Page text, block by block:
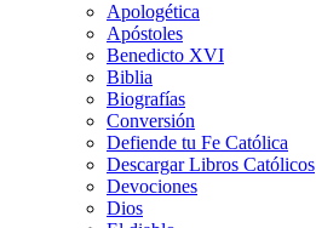
Apologética
Apóstoles
Benedicto XVI
Biblia
Biografías
Conversión
Defiende tu Fe Católica
Descargar Libros Católicos
Devociones
Dios